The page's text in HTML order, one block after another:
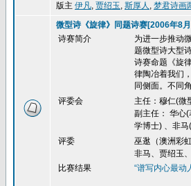
版主 伊凡, 贾绍玉, 斯厚人 , 梦君诗画
微型诗《旋律》同题诗赛[2006年8
诗赛简介
为进一步推动
题微型诗大型
诗赛命题《旋
律陶冶着我们
同侧面。不同
评委会
主任：穆仁(微
副主任： 华心
学博士) 、非
评委
巫逖（澳洲彩
非马、贾绍玉
比赛结果
“谱写内心最动